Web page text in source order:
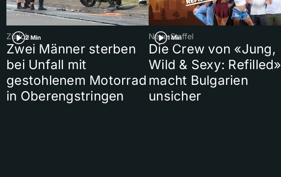
2 Min
Zürich
Zwei Männer sterben
bei Unfall mit
gestohlenem Motorrad
in Oberengstringen
1 Min
Neue Staffel
Die Crew von «Jung,
Wild & Sexy: Refilled»
macht Bulgarien
unsicher